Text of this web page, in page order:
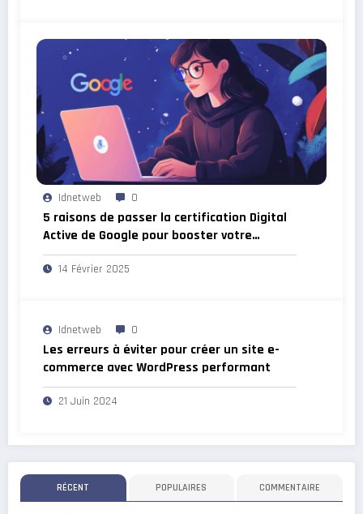
Idnetweb 0
5 raisons de passer la certification Digital
Active de Google pour booster votre
carrière en marketing digital
14 Février 2025
Idnetweb 0
Les erreurs à éviter pour créer un site e-
commerce avec WordPress performant
21 Juin 2024
RÉCENT POPULAIRES COMMENTAIRE